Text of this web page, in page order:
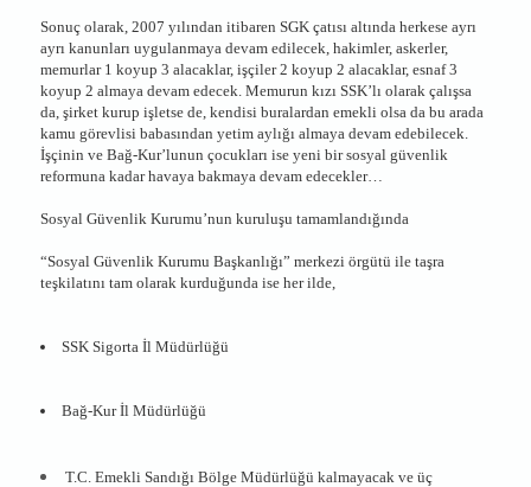
Sonuç olarak, 2007 yılından itibaren SGK çatısı altında herkese ayrı
ayrı kanunları uygulanmaya devam edilecek, hakimler, askerler,
memurlar 1 koyup 3 alacaklar, işçiler 2 koyup 2 alacaklar, esnaf 3
koyup 2 almaya devam edecek. Memurun kızı SSK’lı olarak çalışsa
da, şirket kurup işletse de, kendisi buralardan emekli olsa da bu arada
kamu görevlisi babasından yetim aylığı almaya devam edebilecek.
İşçinin ve Bağ-Kur’lunun çocukları ise yeni bir sosyal güvenlik
reformuna kadar havaya bakmaya devam edecekler…
Sosyal Güvenlik Kurumu’nun kuruluşu tamamlandığında
“Sosyal Güvenlik Kurumu Başkanlığı” merkezi örgütü ile taşra
teşkilatını tam olarak kurduğunda ise her ilde,
SSK Sigorta İl Müdürlüğü
Bağ-Kur İl Müdürlüğü
T.C. Emekli Sandığı Bölge Müdürlüğü kalmayacak ve üç